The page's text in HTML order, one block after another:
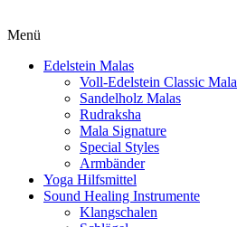
Menü
Edelstein Malas
Voll-Edelstein Classic Mala
Sandelholz Malas
Rudraksha
Mala Signature
Special Styles
Armbänder
Yoga Hilfsmittel
Sound Healing Instrumente
Klangschalen